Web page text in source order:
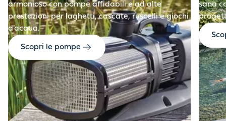
armonioso con pompe affidabili e ad alte
prestazioni per laghetti, cascate, ruscelli e giochi
d'acqua.
Scopri le pompe
sana